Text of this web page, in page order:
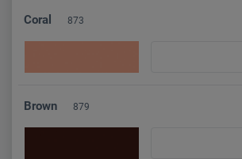
Coral 873
Brown 879